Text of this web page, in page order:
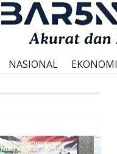
NASIONAL EKONOMI